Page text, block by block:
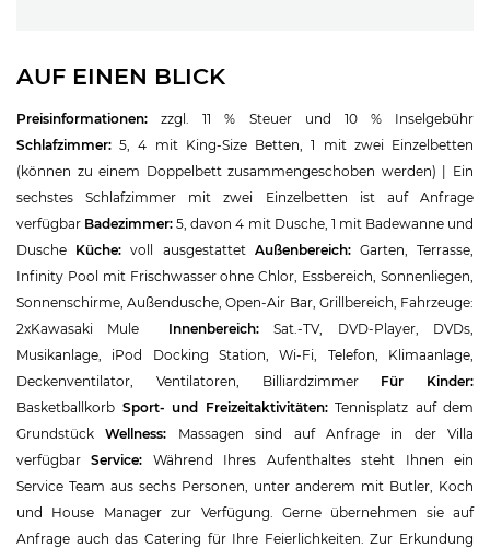
AUF EINEN BLICK
Preisinformationen:zzgl. 11 % Steuer und 10 % Inselgebühr
Schlafzimmer: 5, 4 mit King-Size Betten, 1 mit zwei Einzelbetten
(können zu einem Doppelbett zusammengeschoben werden) | Ein
sechstes Schlafzimmer mit zwei Einzelbetten ist auf Anfrage
verfügbar Badezimmer: 5, davon 4 mit Dusche, 1 mit Badewanne und
Dusche Küche: voll ausgestattet Außenbereich:Garten, Terrasse,
Infinity Pool mit Frischwasser ohne Chlor, Essbereich, Sonnenliegen,
Sonnenschirme, Außendusche, Open-Air Bar, Grillbereich, Fahrzeuge:
2xKawasaki Mule Innenbereich:Sat.-TV, DVD-Player, DVDs,
Musikanlage, iPod Docking Station, Wi-Fi, Telefon, Klimaanlage,
Deckenventilator, Ventilatoren, Billiardzimmer Für Kinder:
Basketballkorb Sport- und Freizeitaktivitäten: Tennisplatz auf dem
GrundstückWellness: Massagen sind auf Anfrage in der Villa
verfügbar Service: Während Ihres Aufenthaltes steht Ihnen ein
Service Team aus sechs Personen, unter anderem mit Butler, Koch
und House Manager zur Verfügung. Gerne übernehmen sie auf
Anfrage auch das Catering für Ihre Feierlichkeiten. Zur Erkundung